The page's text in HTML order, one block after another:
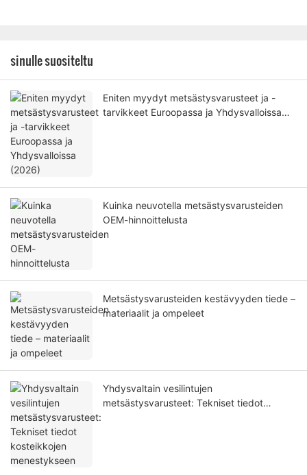
sinulle suositeltu
Eniten myydyt metsästysvarusteet ja -
tarvikkeet Euroopassa ja Yhdysvalloissa
Kuinka neuvotella metsästysvarusteiden
OEM-hinnoittelusta
Metsästysvarusteiden kestävyyden tiede –
materiaalit ja ompeleet
Yhdysvaltain vesilintujen
metsästysvarusteet: Tekniset tiedot